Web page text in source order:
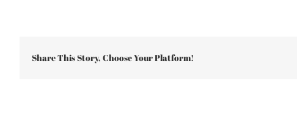
Share This Story, Choose Your Platform!